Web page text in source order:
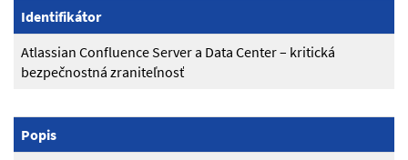
Identifikátor
Atlassian Confluence Server a Data Center – kritická
bezpečnostná zraniteľnosť
Popis